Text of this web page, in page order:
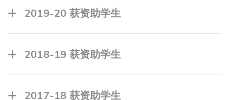
林卓萱, 工商管理学院
黎鉴仪, 理学院
刘乘丞, 联合学院
MANIMELDURA Maneth Jayaweera, 工学院
李俊毅, 工商管理学院
李梓瑄, 工商管理学院
LIM Her Wei, 跨学科学院
孟子菲, 工商管理学院
张佳仪, 联合学院
周可欣, 联合学院
FOO Peace, 理学院
2019-20 获资助学生
董玉, 工商管理学院
2018-19 获资助学生
GUNAWAN Josia Andreas, 理学院
2017-18 获资助学生